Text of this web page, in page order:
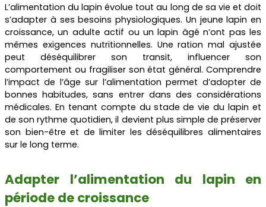
L’alimentation du lapin évolue tout au long de sa vie et doit
s’adapter à ses besoins physiologiques. Un jeune lapin en
croissance, un adulte actif ou un lapin âgé n’ont pas les
mêmes exigences nutritionnelles. Une ration mal ajustée
peut déséquilibrer son transit, influencer son
comportement ou fragiliser son état général. Comprendre
l’impact de l’âge sur l’alimentation permet d’adopter de
bonnes habitudes, sans entrer dans des considérations
médicales. En tenant compte du stade de vie du lapin et
de son rythme quotidien, il devient plus simple de préserver
son bien-être et de limiter les déséquilibres alimentaires
sur le long terme.
Adapter l’alimentation du lapin en
période de croissance